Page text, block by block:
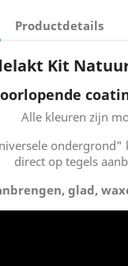
Productdetails
Kit
Alle kleuren zijn
ondergrond"
direct op tegels
glad,